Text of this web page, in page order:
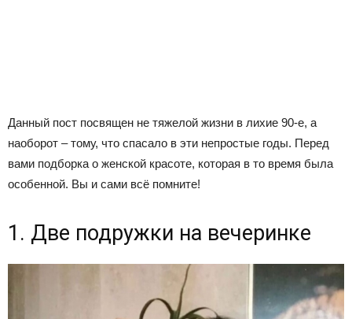
Данный пост посвящен не тяжелой жизни в лихие 90-е, а
наоборот – тому, что спасало в эти непростые годы. Перед
вами подборка о женской красоте, которая в то время была
особенной. Вы и сами всё помните!
1. Две подружки на вечеринке